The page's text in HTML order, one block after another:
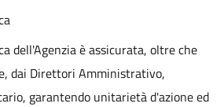
dell'Agenzia è assicurata, oltre che
dai Direttori Amministrativo,
garantendo unitarietà d'azione ed